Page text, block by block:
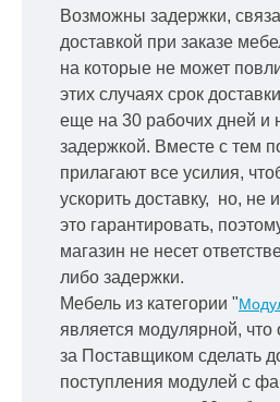
Возможны задержки,
доставкой при заказе
на которые не может
этих случаях срок
еще на 30 рабочих дней и
задержкой. Вместе с тем
прилагают все усилия,
ускорить доставку, но, не
это гарантировать,
магазин не несет
либо задержки.
Мебель из категории "
является модулярной, что
за Поставщиком сделать
поступления модулей с